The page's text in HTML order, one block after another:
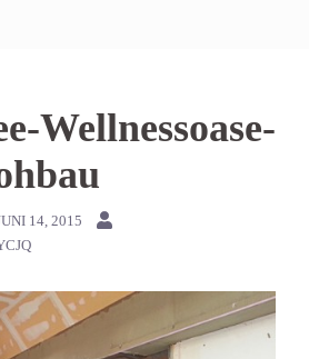
Wellnessoase-
14, 2015